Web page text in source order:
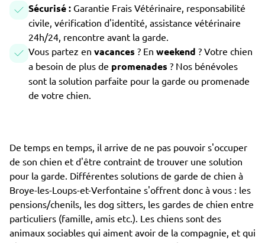
Sécurisé : Garantie Frais Vétérinaire, responsabilité
civile, vérification d'identité, assistance vétérinaire
24h/24, rencontre avant la garde.
Vous partez en vacances ? En weekend ? Votre chien
a besoin de plus de promenades ? Nos bénévoles
sont la solution parfaite pour la garde ou promenade
de votre chien.
De temps en temps, il arrive de ne pas pouvoir s'occuper
de son chien et d'être contraint de trouver une solution
pour la garde. Différentes solutions de garde de chien à
Broye-les-Loups-et-Verfontaine s'offrent donc à vous : les
pensions/chenils, les dog sitters, les gardes de chien entre
particuliers (famille, amis etc.). Les chiens sont des
animaux sociables qui aiment avoir de la compagnie, et qui